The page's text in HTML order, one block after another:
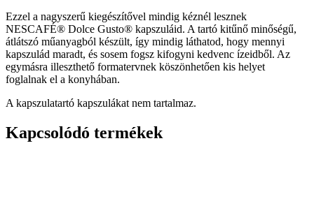
Ezzel a nagyszerű kiegészítővel mindig kéznél lesznek
NESCAFÉ® Dolce Gusto® kapszuláid. A tartó kitűnő minőségű,
átlátszó műanyagból készült, így mindig láthatod, hogy mennyi
kapszulád maradt, és sosem fogsz kifogyni kedvenc ízeidből. Az
egymásra illeszthető formatervnek köszönhetően kis helyet
foglalnak el a konyhában.
A kapszulatartó kapszulákat nem tartalmaz.
Kapcsolódó termékek